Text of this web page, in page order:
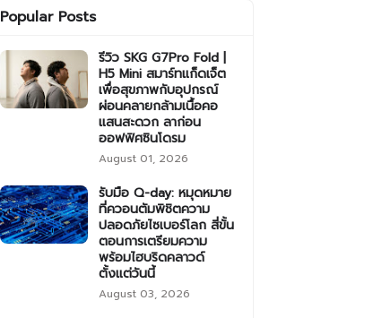
Popular Posts
รีวิว SKG G7Pro Fold |
H5 Mini สมาร์ทแก็ดเจ็ต
เพื่อสุขภาพกับอุปกรณ์
ผ่อนคลายกล้ามเนื้อคอ
แสนสะดวก ลาก่อน
ออฟฟิศซินโดรม
August 01, 2026
รับมือ Q-day: หมุดหมาย
ที่ควอนตัมพิชิตความ
ปลอดภัยไซเบอร์โลก สี่ขั้น
ตอนการเตรียมความ
พร้อมไฮบริดคลาวด์
ตั้งแต่วันนี้
August 03, 2026